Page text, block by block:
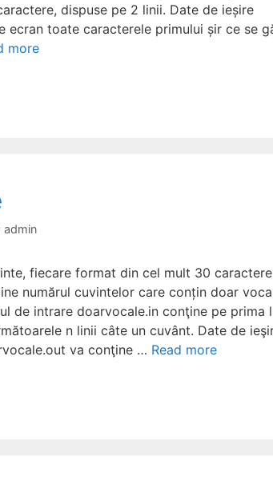
dispuse pe 2 linii. Date de ieșire
ecran toate caracterele primului șir ce se
more
admin
fiecare format din cel mult 30
numărul cuvintelor care conțin doar
de intrare doarvocale.in conţine pe prima
n linii câte un cuvânt. Date de
va conţine … Read more